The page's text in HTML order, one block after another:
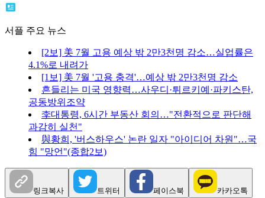
서플 주요 뉴스
[2보] 美 7월 고용 예상 밖 2만3천명 감소…실업률은
4.1%로 내려가
[1보] 美 7월 '고용 충격'…예상 밖 2만3천명 감소
흔들리는 미국 영향력…사우디·튀르키예·파키스탄,
공동방위조약
李대통령, 6시간 부동산 회의…"전환적으로 판단해
과감히 실천"
與황희, '버스하우스' 논란 일자 "아이디어 차원"…국
힘 "망언"(종합2보)
링크복사 트위터 페이스북 카카오톡